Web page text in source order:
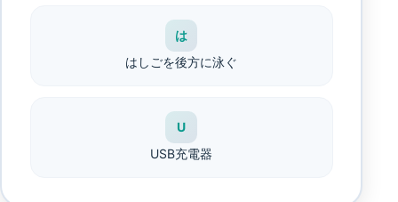
は
はしごを後方に泳ぐ
U
USB充電器